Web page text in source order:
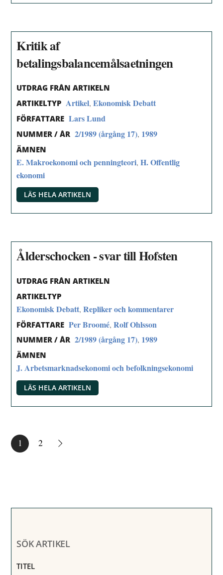
Kritik af
betalingsbalancemålsaetningen
UTDRAG FRÅN ARTIKELN
ARTIKELTYP Artikel,Ekonomisk Debatt
FÖRFATTARE Lars Lund
NUMMER / ÅR 2/1989 (årgång 17), 1989
ÄMNEN
E. Makroekonomi och penningteori,H. Offentlig
ekonomi
LÄS HELA ARTIKELN
Ålderschocken - svar till Hofsten
UTDRAG FRÅN ARTIKELN
ARTIKELTYP
Ekonomisk Debatt,Repliker och kommentarer
FÖRFATTARE Per Broomé,Rolf Ohlsson
NUMMER / ÅR 2/1989 (årgång 17), 1989
ÄMNEN
J. Arbetsmarknadsekonomi och befolkningsekonomi
LÄS HELA ARTIKELN
1 2
SÖK ARTIKEL
TITEL